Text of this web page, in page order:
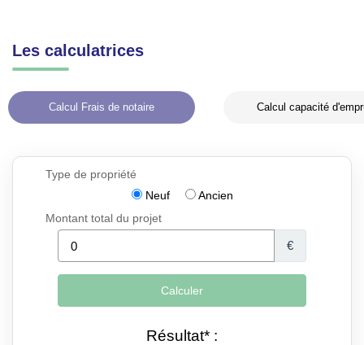
Les calculatrices
Calcul Frais de notaire Calcul capacité